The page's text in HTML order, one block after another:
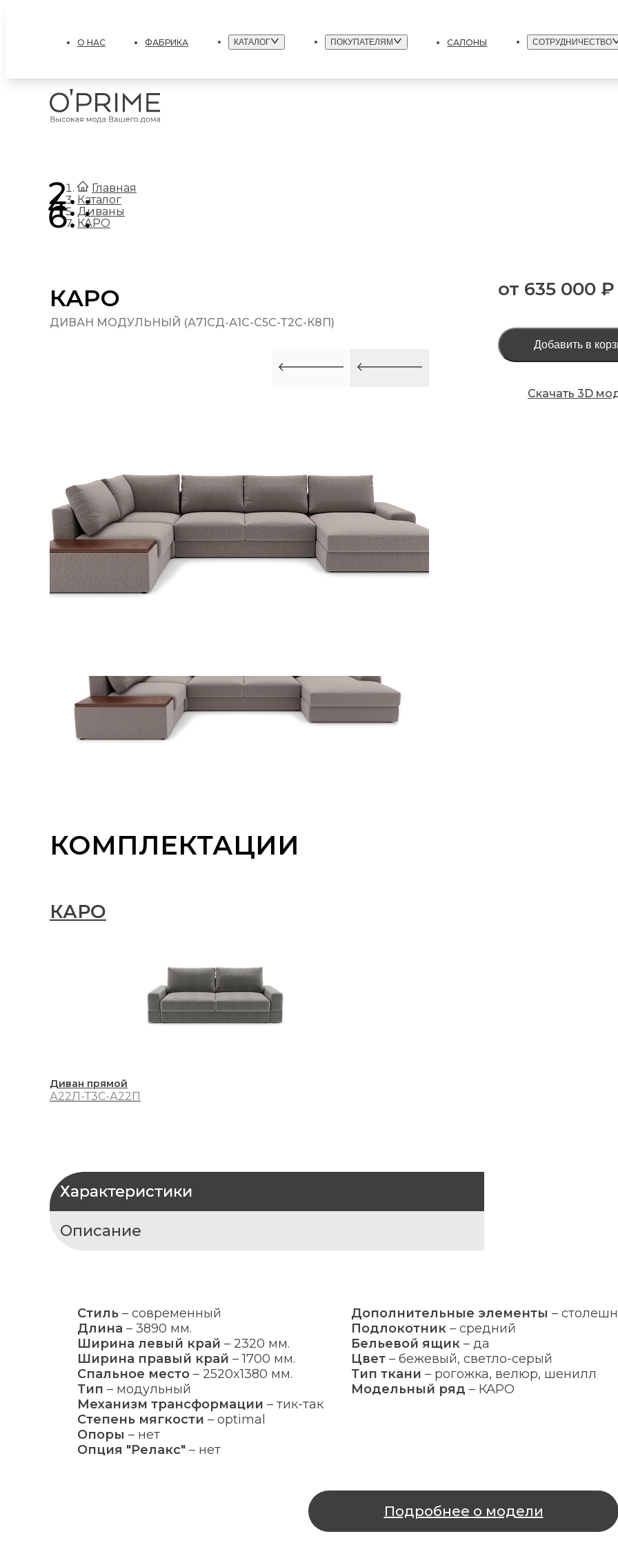
О НАС ФАБРИКА КАТАЛОГ ПОКУПАТЕЛЯМ САЛОНЫ СОТРУДНИЧЕСТВО
Главная
.
Каталог
.
Диваны
.
КАРО
КАРО
ДИВАН МОДУЛЬНЫЙ (А71СД-А1С-С5С-Т2С-К8П)
от 635 000 ₽
Добавить в
Скачать 3D
КОМПЛЕКТАЦИИ
КАРО
Диван прямой
А22Л-Т3С-А22П
Характеристики
Описание
Стиль – современный
Длина – 3890 мм.
Ширина левый край – 2320 мм.
Ширина правый край – 1700 мм.
Спальное место – 2520x1380 мм.
Тип – модульный
Механизм трансформации – тик-так
Степень мягкости – optimal
Опоры – нет
Опция "Релакс" – нет
Дополнительные элементы –
Подлокотник – средний
Бельевой ящик – да
Цвет – бежевый, светло-серый
Тип ткани – рогожка, велюр, шенилл
Модельный ряд – КАРО
Подробнее о модели